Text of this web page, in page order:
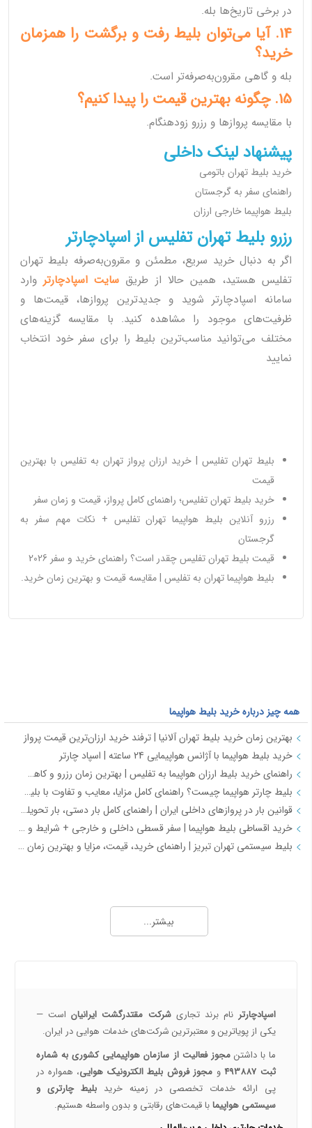
در برخی تاریخ‌ها بله.
14. آیا می‌توان بلیط رفت و برگشت را همزمان
خرید؟
بله و گاهی مقرون‌به‌صرفه‌تر است.
15. چگونه بهترین قیمت را پیدا کنیم؟
با مقایسه پروازها و رزرو زودهنگام.
پیشنهاد لینک داخلی
خرید بلیط تهران باتومی
راهنمای سفر به گرجستان
بلیط هواپیما خارجی ارزان
رزرو بلیط تهران تفلیس از اسپادچارتر
اگر به دنبال خرید سریع، مطمئن و مقرون‌به‌صرفه بلیط تهران
تفلیس هستید، همین حالا از طریق سایت اسپادچارتر وارد
سامانه اسپادچارتر شوید و جدیدترین پروازها، قیمت‌ها و
ظرفیت‌های موجود را مشاهده کنید. با مقایسه گزینه‌های
مختلف می‌توانید مناسب‌ترین بلیط را برای سفر خود انتخاب
نمایید
بلیط تهران تفلیس | خرید ارزان پرواز تهران به تفلیس با بهترین
قیمت
خرید بلیط تهران تفلیس؛ راهنمای کامل پرواز، قیمت و زمان سفر
رزرو آنلاین بلیط هواپیما تهران تفلیس + نکات مهم سفر به
گرجستان
قیمت بلیط تهران تفلیس چقدر است؟ راهنمای خرید و سفر 2026
بلیط هواپیما تهران به تفلیس | مقایسه قیمت و بهترین زمان خرید.
همه چیز درباره خرید بلیط هواپیما
بهترین زمان خرید بلیط تهران آلانیا | ترفند خرید ارزان‌ترین قیمت پرواز
خرید بلیط هواپیما با آژانس هواپیمایی 24 ساعته | اسپاد چارتر
راهنمای خرید بلیط ارزان هواپیما به تفلیس | بهترین زمان رزرو و کاهش هزینه سفر
بلیط چارتر هواپیما چیست؟ راهنمای کامل مزایا، معایب و تفاوت با بلیط سیستمی
قوانین بار در پروازهای داخلی ایران | راهنمای کامل بار دستی، بار تحویلی و مقررات حمل بار
خرید اقساطی بلیط هواپیما | سفر قسطی داخلی و خارجی + شرایط و مدارک | اسپادچارتر
بلیط سیستمی تهران تبریز | راهنمای خرید، قیمت، مزایا و بهترین زمان رزرو
همه چیز درباره خرید بلیط هواپیما 3
نکات مهم و کلیدی خرید بلیط هواپیما
رزرو بلیط پرواز داخلی با اسپادچارتر
خرید بلیط چارتر با اسپادچارتر | تجربه سفر ارزان، سریع و مطمئن
بیشتر...
اسپادچارتر نام برند تجاریشرکت مقتدرگشت ایرانیاناست —
یکی از پویا‌ترین و معتبرترین شرکت‌های خدمات هوایی در ایران.
ما با داشتنمجوز فعالیت از سازمان هواپیمایی کشوری به شماره
ثبت 493887
و مجوز فروش بلیط الکترونیک هوایی، همواره در
پی ارائه خدمات تخصصی در زمینه خرید بلیط چارتری و
سیستمی هواپیمابا قیمت‌های رقابتی و بدون واسطه هستیم.